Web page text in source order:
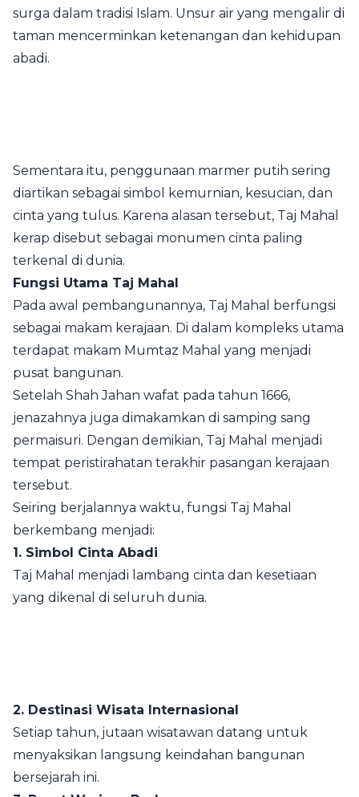
surga dalam tradisi Islam. Unsur air yang mengalir di
taman mencerminkan ketenangan dan kehidupan
abadi.
Sementara itu, penggunaan marmer putih sering
diartikan sebagai simbol kemurnian, kesucian, dan
cinta yang tulus. Karena alasan tersebut, Taj Mahal
kerap disebut sebagai monumen cinta paling
terkenal di dunia.
Fungsi Utama Taj Mahal
Pada awal pembangunannya, Taj Mahal berfungsi
sebagai makam kerajaan. Di dalam kompleks utama
terdapat makam Mumtaz Mahal yang menjadi
pusat bangunan.
Setelah Shah Jahan wafat pada tahun 1666,
jenazahnya juga dimakamkan di samping sang
permaisuri. Dengan demikian, Taj Mahal menjadi
tempat peristirahatan terakhir pasangan kerajaan
tersebut.
Seiring berjalannya waktu, fungsi Taj Mahal
berkembang menjadi:
1. Simbol Cinta Abadi
Taj Mahal menjadi lambang cinta dan kesetiaan
yang dikenal di seluruh dunia.
2. Destinasi Wisata Internasional
Setiap tahun, jutaan wisatawan datang untuk
menyaksikan langsung keindahan bangunan
bersejarah ini.